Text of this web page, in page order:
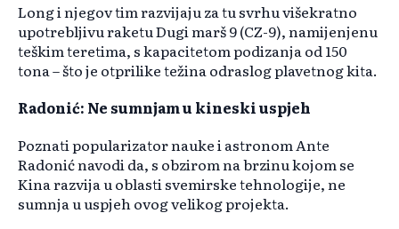
Long i njegov tim razvijaju za tu svrhu višekratno
upotrebljivu raketu Dugi marš 9 (CZ-9), namijenjenu
teškim teretima, s kapacitetom podizanja od 150
tona – što je otprilike težina odraslog plavetnog kita.
Radonić: Ne sumnjam u kineski uspjeh
Poznati popularizator nauke i astronom Ante
Radonić navodi da, s obzirom na brzinu kojom se
Kina razvija u oblasti svemirske tehnologije, ne
sumnja u uspjeh ovog velikog projekta.